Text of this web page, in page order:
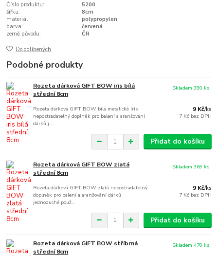
Číslo produktu:
5200
šířka:
8cm
materiál:
polypropylen
barva:
červená
země původu:
ČR
Do oblíbených
Podobné produkty
Rozeta dárková GIFT BOW iris bílá
střední 8cm
Rozeta dárková GIFT BOW bílá metalická Iris
nepostradatelný doplněk pro balení a aranžování
dárků j...
9 Kč/ks
7 Kč bez DPH
Skladem 380 ks
Přidat do košíku
Rozeta dárková GIFT BOW zlatá
střední 8cm
Rozeta dárková GIFT BOW zlatá nepostradatelný
doplněk pro balení a aranžování dárků
jednoduché použ...
9 Kč/ks
7 Kč bez DPH
Skladem 369 ks
Přidat do košíku
Rozeta dárková GIFT BOW stříbrná
střední 8cm
Skladem 470 ks